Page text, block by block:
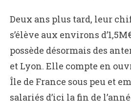
Deux ans plus tard, leur
s’élève aux environs
possède désormais des
et Lyon. Elle compte en
Île de France sous peu et
salariés d’ici la fin de